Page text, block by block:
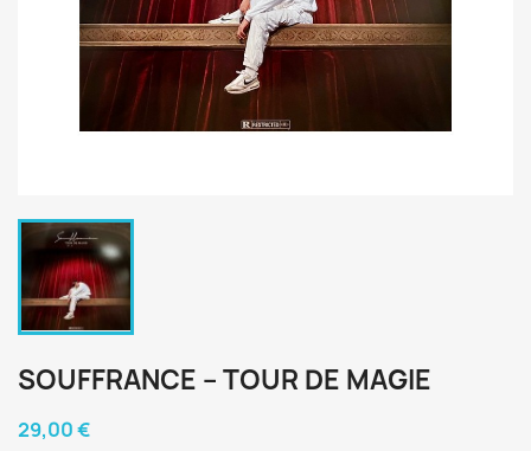
SOUFFRANCE ‎– TOUR DE MAGIE
29,00 €